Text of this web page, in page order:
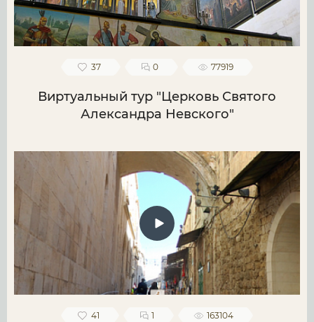
37 0 77919
Виртуальный тур "Церковь Святого
Александра Невского"
41 1 163104